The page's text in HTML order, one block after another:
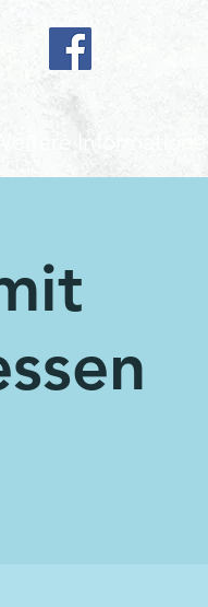
Weitere Informationen